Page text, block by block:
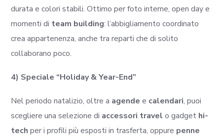
durata e colori stabili. Ottimo per foto interne, open day e
momenti di team building: l’abbigliamento coordinato
crea appartenenza, anche tra reparti che di solito
collaborano poco.
4) Speciale “Holiday & Year-End”
Nel periodo natalizio, oltre a agende e calendari, puoi
scegliere una selezione di accessori travel o gadget hi-
tech per i profili più esposti in trasferta, oppure penne